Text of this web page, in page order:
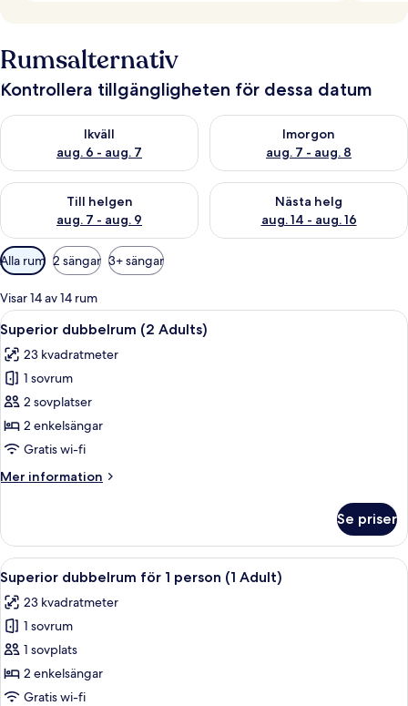
Rumsalternativ
Kontrollera tillgängligheten för dessa datum
Ikväll
aug. 6 - aug. 7
Kontrollera tillgängligheten för ikväll aug. 6 - aug. 7
Imorgon
aug. 7 - aug. 8
Kontrollera tillgängligheten
Till helgen
aug. 7 - aug. 9
Kontrollera tillgängligheten för den här helgen aug. 7 - aug. 9
Nästa helg
aug. 14 - aug. 16
Kontrollera tillgängligheten
Tillgängliga
filter
för
rum
Alla rum 2 sängar 3+ sängar
Visar 14 av 14 rum
Öppna
alla
foton
för
Superior
dubbelrum
(2
Skrivbord, arbetsyta för laptop,
7
Superior dubbelrum (2 Adults)
23 kvadratmeter
1 sovrum
2 sovplatser
2 enkelsängar
Gratis wi-fi
Mer information
Mer
dubbelrum
(2
Adults)
Se priser
Öppna
alla
foton
för
Superior
dubbelrum
för
Skrivbord, arbetsyta för laptop,
7
Superior dubbelrum för 1 person (1 Adult)
23 kvadratmeter
1 sovrum
1 sovplats
2 enkelsängar
Gratis wi-fi